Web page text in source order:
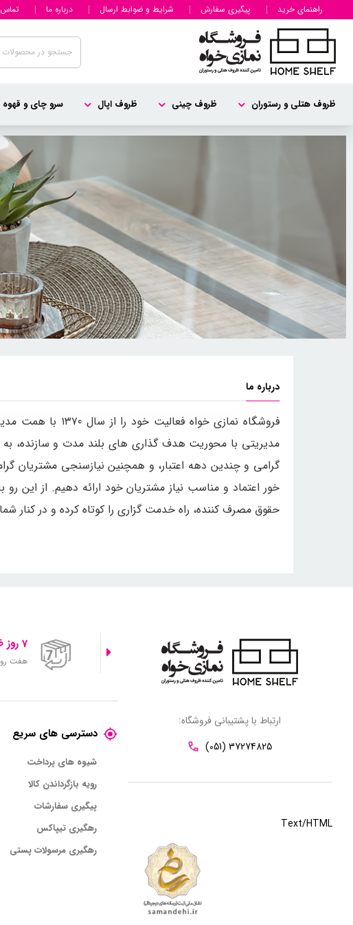
راهنمای خرید پیگیری سفارش شرایط و ضوابط ارسال درباره ما تماس
ظروف هتلی و رستوران ظروف چینی ظروف اپال سرو چای و قهوه
درباره ما
فروشگاه نمازی
مدیریتی با محوریت هدف گذاری های بلند مدت و سازنده، به
گرامی و چندین دهه اعتبار، و همچنین نیازسنجی مشتریان
خور اعتماد و مناسب نیاز مشتریان خود ارائه دهیم. از این
حقوق مصرف کننده، راه خدمت گزاری را کوتاه کرده و در کنار
ارتباط با پشتیبانی فروشگاه:
(051) 37274825
Text/HTML
7 روز ضمانت برگشت
هفت
دسترسی های سریع
شیوه های پرداخت
رویه بازگرداندن کالا
پیگیری سفارشات
رهگیری تیپاکس
رهگیری مرسولات پستی